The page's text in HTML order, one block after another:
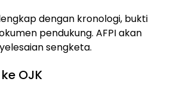
dengan kronologi, bukti
pendukung. AFPI akan
sengketa.
OJK